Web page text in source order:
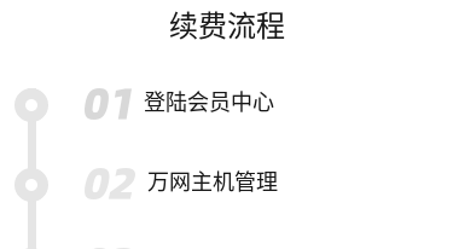
续费流程
登陆会员中心
万网主机管理